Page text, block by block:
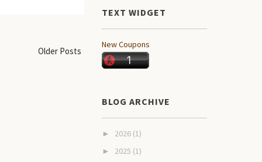
Older Posts
TEXT WIDGET
New Coupons
BLOG ARCHIVE
► 2026 (1)
► 2025 (1)